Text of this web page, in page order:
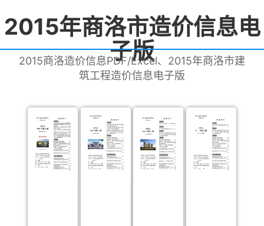
2015年商洛市造价信息电
子版
2015商洛造价信息PDF/Excel、2015年商洛市建
筑工程造价信息电子版